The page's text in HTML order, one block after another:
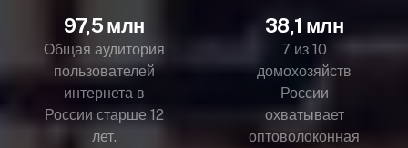
97,5 млн
Общая аудитория
пользователей
интернета в
России старше 12
лет.
38,1 млн
7 из 10
домохозяйств
России
охватывает
оптоволоконная